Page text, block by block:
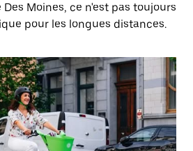
Moines, ce n'est pas toujours
pour les longues distances.